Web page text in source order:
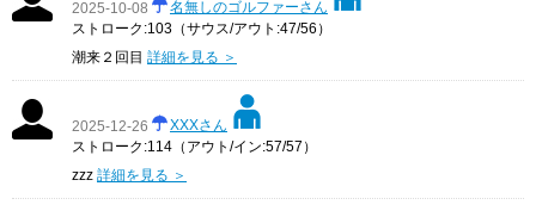
2025-10-08
名無しのゴルファーさん
ストローク:103（サウス/アウト:47/56）
潮来２回目 詳細を見る ＞
2025-12-26
XXXさん
ストローク:114（アウト/イン:57/57）
zzz 詳細を見る ＞